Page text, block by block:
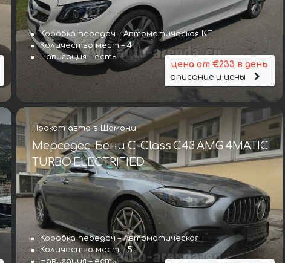
Коробка передач – Автоматическая КП
Количество мест – 4
Навигация – есть
цена от €233 в день
описание и цены
Прокат авто в Шамони
Мерседес-Бенц C-Class C43 AMG 4MATIC
TURBO ELECTRIFIED
Коробка передач – Автоматическая
Количество мест – 5
Навигация – есть